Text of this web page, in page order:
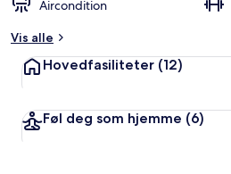
Aircondition
Vis alle
Hovedfasiliteter (12)
Føl deg som hjemme (6)